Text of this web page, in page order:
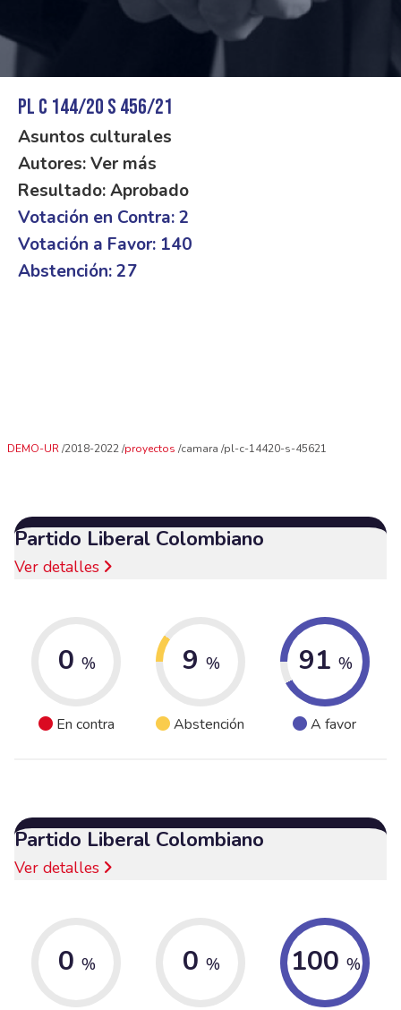
PL C 144/20 S 456/21
Asuntos culturales
Autores: Ver más
Resultado: Aprobado
Votación en Contra: 2
Votación a Favor: 140
Abstención: 27
DEMO-UR 2018-2022 proyectos camara pl-c-14420-s-45621
Partido Liberal Colombiano
Ver detalles
0 %
En contra
9 %
Abstención
91 %
A favor
Partido Liberal Colombiano
Ver detalles
0 % 0 % 100 %